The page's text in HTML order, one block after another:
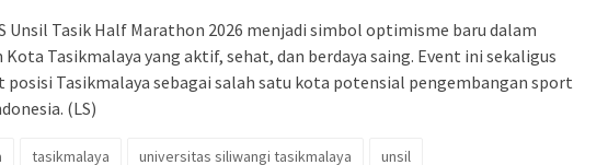
Unsil Tasik Half Marathon 2026 menjadi simbol optimisme baru dalam
Tasikmalaya yang aktif, sehat, dan berdaya saing. Event ini sekaligus
posisi Tasikmalaya sebagai salah satu kota potensial pengembangan sport
(LS)
tasikmalaya universitas siliwangi tasikmalaya unsil